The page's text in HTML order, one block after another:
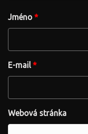
Jméno *
E-mail*
Webová stránka